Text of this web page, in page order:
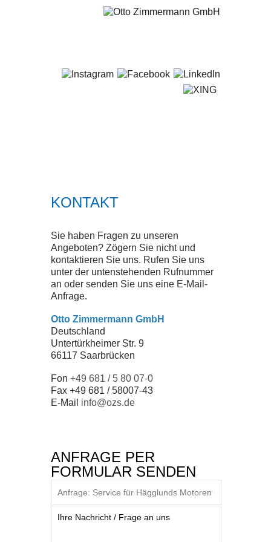
SMART SOLUTIONS
QUALITÄT
ZERTIFIKATE
SEMINARE
DOWNLOADS
UNTERNEHMEN
GESCHICHTE
KONTAKT
Sie haben Fragen zu unseren
Angeboten? Zögern Sie nicht und
kontaktieren Sie uns. Rufen Sie uns
unter der untenstehenden Rufnummer
an oder senden Sie uns eine E-Mail-
Anfrage.
Otto Zimmermann GmbH
Deutschland
Untertürkheimer Str. 9
66117 Saarbrücken
Fon +49 681 / 5 80 07-0
Fax +49 681 / 58007-43
E-Mail info@ozs.de
ANFRAGE PER
FORMULAR SENDEN